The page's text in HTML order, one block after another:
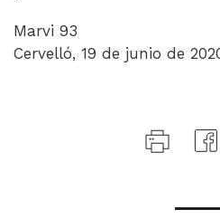
Marvi 93
Cervelló, 19 de junio de